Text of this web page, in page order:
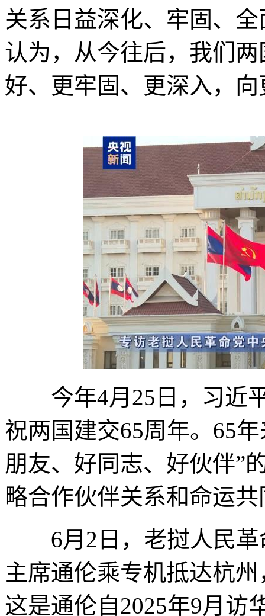
关系日益深化、牢固、
认为，从今往后，我们
好、更牢固、更深入，
今年4月25日，习近平
祝两国建交65周年。65
朋友、好同志、好伙伴”
略合作伙伴关系和命运
6月2日，老挝人民革
主席通伦乘专机抵达杭
这是通伦自2025年9月访